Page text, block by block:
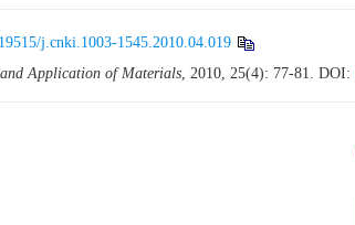
j.cnki.1003-1545.2010.04.019
Application of Materials, 2010, 25(4): 77-81. DOI: